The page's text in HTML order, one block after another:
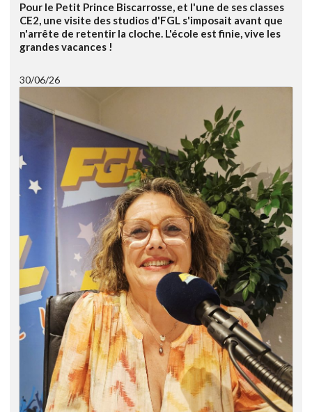
Pour le Petit Prince Biscarrosse, et l'une de ses classes
CE2, une visite des studios d'FGL s'imposait avant que
n'arrête de retentir la cloche. L'école est finie, vive les
grandes vacances !
30/06/26